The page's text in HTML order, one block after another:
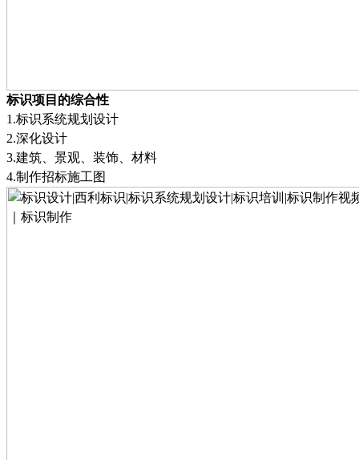
标识项目的综合性
1.标识系统规划设计
2.深化设计
3.建筑、景观、装饰、材料
4.制作招标施工图